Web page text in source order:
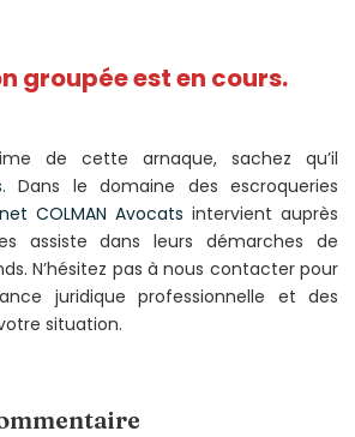
groupée est en cours.
de cette arnaque, sachez qu’il
. Dans le domaine des escroqueries
COLMAN Avocats intervient auprès
assiste dans leurs démarches de
N’hésitez pas à nous contacter pour
juridique professionnelle et des
situation.